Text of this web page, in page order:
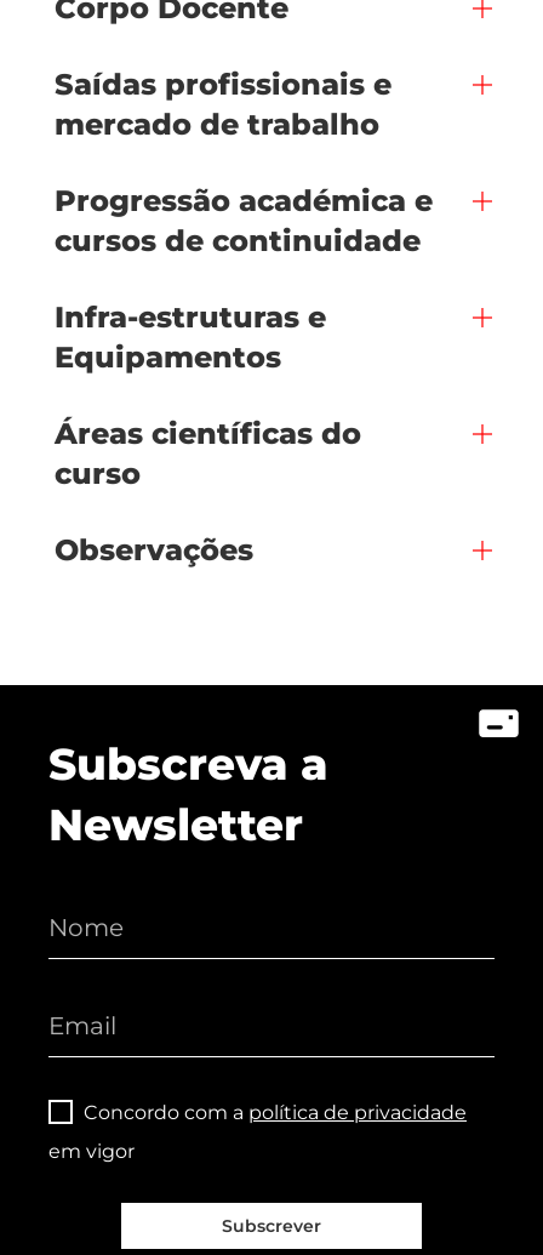
Corpo Docente
Saídas profissionais e
mercado de trabalho
Progressão académica e
cursos de continuidade
Infra-estruturas e
Equipamentos
Áreas científicas do
curso
Observações
Subscreva a
Newsletter
Concordo com a política de privacidade
em vigor
Subscrever